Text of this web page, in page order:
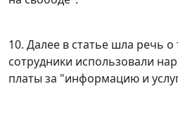
10. Далее в статье шла речь
сотрудники использовали
платы за "информацию и